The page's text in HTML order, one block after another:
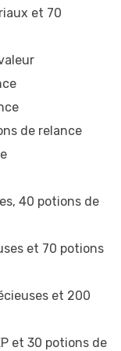
et 70
de relance
40 potions de
et 70 potions
et 200
et 30 potions de